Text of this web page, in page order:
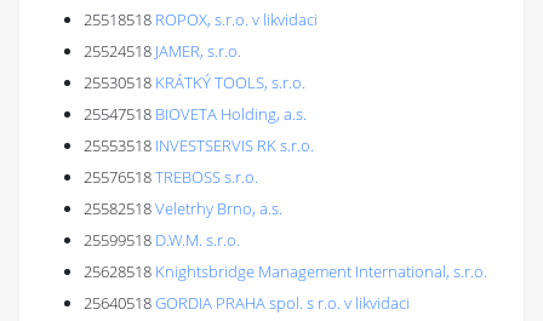
25518518 ROPOX, s.r.o. v likvidaci
25524518 JAMER, s.r.o.
25530518 KRÁTKÝ TOOLS, s.r.o.
25547518 BIOVETA Holding, a.s.
25553518 INVESTSERVIS RK s.r.o.
25576518TREBOSS s.r.o.
25582518Veletrhy Brno, a.s.
25599518 D.W.M. s.r.o.
25628518 Knightsbridge Management International, s.r.o.
25640518GORDIA PRAHA spol. s r.o. v likvidaci